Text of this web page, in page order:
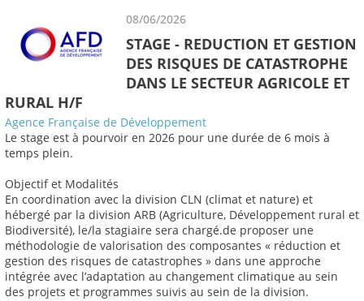
08/06/2026
STAGE - REDUCTION ET GESTION
DES RISQUES DE CATASTROPHE
DANS LE SECTEUR AGRICOLE ET
RURAL H/F
Agence Française de Développement
Le stage est à pourvoir en 2026 pour une durée de 6 mois à
temps plein.
Objectif et Modalités
En coordination avec la division CLN (climat et nature) et
hébergé par la division ARB (Agriculture, Développement rural et
Biodiversité), le/la stagiaire sera chargé.de proposer une
méthodologie de valorisation des composantes « réduction et
gestion des risques de catastrophes » dans une approche
intégrée avec l’adaptation au changement climatique au sein
des projets et programmes suivis au sein de la division.